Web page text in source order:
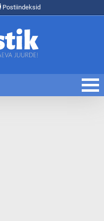
Postiindeksid